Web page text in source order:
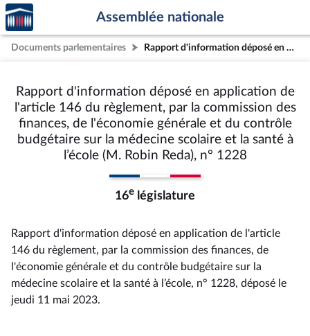
Aller au contenu
Aller en bas de la page
Accèder
à la
page
d'accueil
Assemblée nationale
Documents parlementaires Rapport d'information déposé en application de l'article 146 du règlement, par la commission des finances, de l'économie générale et du contrôle budgétaire sur la médecine scolaire et la santé à l’école (M. Robin Reda), n° 1228
Rapport d'information déposé en application de
l'article 146 du règlement, par la commission des
finances, de l'économie générale et du contrôle
budgétaire sur la médecine scolaire et la santé à
l’école (M. Robin Reda), n° 1228
16e législature
Rapport d'information déposé en application de l'article
146 du règlement, par la commission des finances, de
l'économie générale et du contrôle budgétaire sur la
médecine scolaire et la santé à l’école, n° 1228, déposé le
jeudi 11 mai 2023.